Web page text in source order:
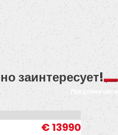
заинтересует!
Предложение
€ 13990